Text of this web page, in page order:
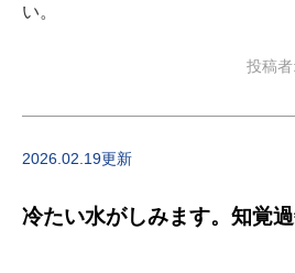
い。
投稿者:
2026.02.19更新
冷たい水がしみます。知覚